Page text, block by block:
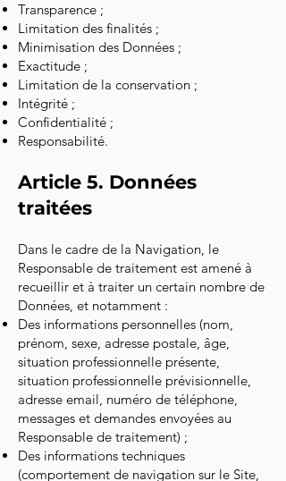
Transparence ;
Limitation des finalités ;
Minimisation des Données ;
Exactitude ;
Limitation de la conservation ;
Intégrité ;
Confidentialité ;
Responsabilité.
Article 5. Données
traitées
Dans le cadre de la Navigation, le
Responsable de traitement est amené à
recueillir et à traiter un certain nombre de
Données, et notamment :
Des informations personnelles (nom,
prénom, sexe, adresse postale, âge,
situation professionnelle présente,
situation professionnelle prévisionnelle,
adresse email, numéro de téléphone,
messages et demandes envoyées au
Responsable de traitement) ;
Des informations techniques
(comportement de navigation sur le Site,